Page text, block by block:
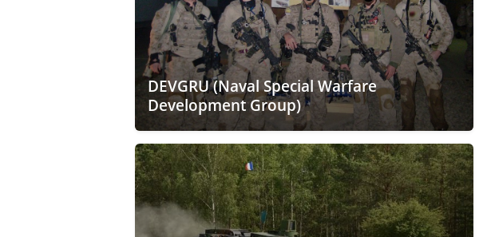
DEVGRU (Naval Special Warfare
Development Group)